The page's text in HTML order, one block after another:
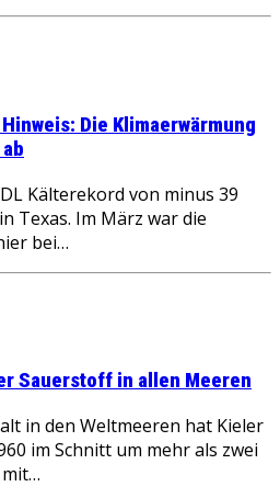
Die Klimaerwärmung
Kälterekord von minus 39
Texas. Im März war die
bei…
Sauerstoff in allen Meeren
in den Weltmeeren hat Kieler
im Schnitt um mehr als zwei